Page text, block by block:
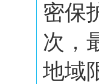
密保
次，
地域